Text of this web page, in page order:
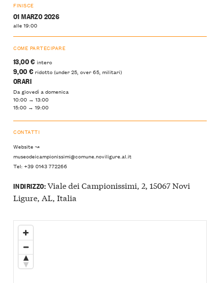
FINISCE
01 MARZO 2026
alle 19:00
COME PARTECIPARE
13,00 € intero
9,00 €ridotto (under 25, over 65, militari)
ORARI
Da giovedì a domenica
10:00 → 13:00
15:00 → 19:00
CONTATTI
Website ↝
museodeicampionissimi@comune.noviligure.al.it
Tel: +39 0143 772266
INDIRIZZO:Viale dei Campionissimi, 2, 15067 Novi
Ligure, AL, Italia